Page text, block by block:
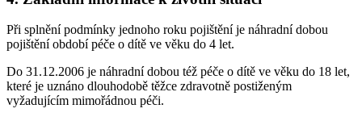
Při splnění podmínky jednoho roku pojištění je náhradní dobou
pojištění období péče o dítě ve věku do 4 let.
Do 31.12.2006 je náhradní dobou též péče o dítě ve věku do 18 let,
které je uznáno dlouhodobě těžce zdravotně postiženým
vyžadujícím mimořádnou péči.